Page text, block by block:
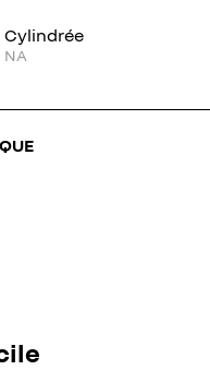
Cylindrée
NA